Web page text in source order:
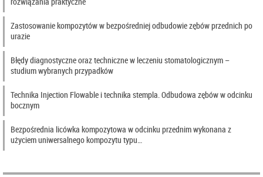
Zastosowanie kompozytów w bezpośredniej odbudowie zębów przednich po
urazie
Błędy diagnostyczne oraz techniczne w leczeniu stomatologicznym –
studium wybranych przypadków
Technika Injection Flowable i technika stempla. Odbudowa zębów w odcinku
bocznym
Bezpośrednia licówka kompozytowa w odcinku przednim wykonana z
użyciem uniwersalnego kompozytu typu…